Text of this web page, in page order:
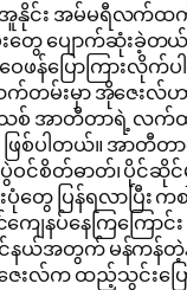
အူနိုင်း အမ်မရီလက်
တွေ ပျောက်ဆုံးခဲ့
ဖန်ပြောကြားလိုက်
က်တမ်းမှာ အိုဇေးလ်ဟ
သစ် အာတီတာရဲ့ လက်
ြစ်ပါတယ်။ အာတီ
င်စိတ်ဓာတ်၊ ပိုင်ဆိုင်
တွေ ပြန်ရလာပြီး က
ကျေနပ်နေကြကြော
နယ်အတွက် မန်ကန်တဲ့
ဇေးလ်က ထည့်သွင်းပ